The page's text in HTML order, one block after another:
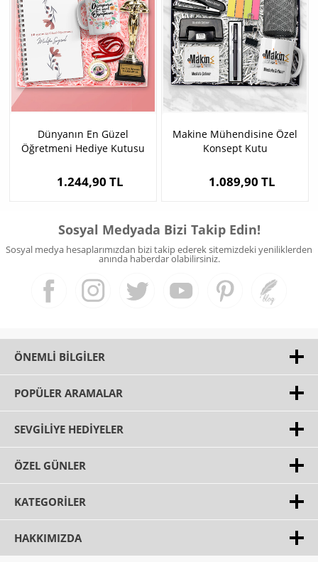
Dünyanın En Güzel
Öğretmeni Hediye Kutusu
1.244,90 TL
Makine Mühendisine Özel
Konsept Kutu
1.089,90 TL
Sosyal Medyada Bizi Takip Edin!
Sosyal medya hesaplarımızdan bizi takip ederek sitemizdeki yeniliklerden
anında haberdar olabilirsiniz.
ÖNEMLI BILGILER
POPÜLER ARAMALAR
SEVGILIYE HEDIYELER
ÖZEL GÜNLER
KATEGORILER
HAKKIMIZDA